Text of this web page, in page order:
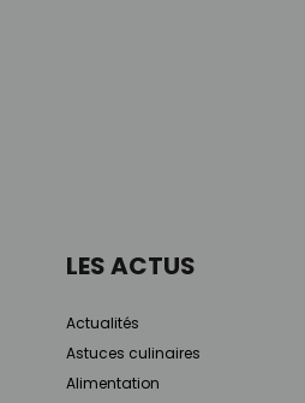
LES ACTUS
Actualités
Astuces culinaires
Alimentation